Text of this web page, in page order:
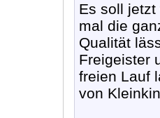
Es soll
mal die
Qualität
Freigeister
freien Lauf
von